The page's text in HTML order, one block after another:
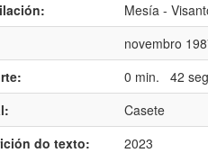
Mesía -
novembro
0 min. 42
Casete
do texto:
2023